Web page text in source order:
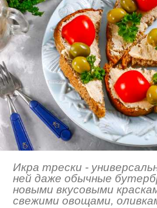
Икра трески -
ней даже обычные
новыми вкусовыми
свежими овощами,